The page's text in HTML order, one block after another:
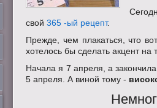
свой365 -ый рецепт.
Прежде, чем плакаться, что
хотелось бы сделать акцент
Начала я 7 апреля, а
5 апреля. А виной тому -